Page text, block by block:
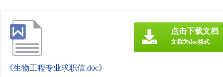
《生物工程专业求职信.doc》
点击下载文档
文档为doc格式